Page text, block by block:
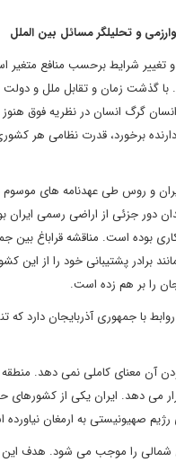
و تحلیلگر مسائل بین الملل
تغییر شرایط برحسب منافع
با گذشت زمان و تقابل ملل و
گرگ انسان در نظریه فوق هنوز
برخورد، قدرت نظامی هر
و روس طی عهدنامه های موسوم
دور جزئی از اراضی رسمی ایران
بوده است. مناقشه قراباغ بین
برادر پشتیبانی خود را از این
را بر هم زده است.
جمهوری آذربایجان دارد که
آن معنای کاملی نمی دهد. منطقه
می دهد. ایران یکی از کشورهای
صهیونیستی به ارمغان
شمالی را موجب می شود. هدف